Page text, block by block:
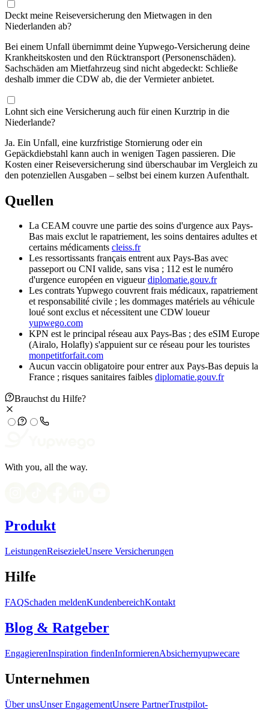
Deckt meine Reiseversicherung den Mietwagen in den
Niederlanden ab?
Bei einem Unfall übernimmt deine Yupwego-Versicherung deine
Krankheitskosten und den Rücktransport (Personenschäden).
Sachschäden am Mietfahrzeug sind nicht abgedeckt: Schließe
deshalb immer die CDW ab, die der Vermieter anbietet.
Lohnt sich eine Versicherung auch für einen Kurztrip in die
Niederlande?
Ja. Ein Unfall, eine kurzfristige Stornierung oder ein
Gepäckdiebstahl kann auch in wenigen Tagen passieren. Die
Kosten einer Reiseversicherung sind überschaubar im Vergleich zu
den potenziellen Ausgaben – selbst bei einem kurzen Aufenthalt.
Quellen
La CEAM couvre une partie des soins d'urgence aux Pays-
Bas mais exclut le rapatriement, les soins dentaires adultes et
certains médicaments cleiss.fr
Les ressortissants français entrent aux Pays-Bas avec
passeport ou CNI valide, sans visa ; 112 est le numéro
d'urgence européen en vigueur diplomatie.gouv.fr
Les contrats Yupwego couvrent frais médicaux, rapatriement
et responsabilité civile ; les dommages matériels au véhicule
loué sont exclus et nécessitent une CDW loueur
yupwego.com
KPN est le principal réseau aux Pays-Bas ; des eSIM Europe
(Airalo, Holafly) s'appuient sur ce réseau pour les touristes
monpetitforfait.com
Aucun vaccin obligatoire pour entrer aux Pays-Bas depuis la
France ; risques sanitaires faibles diplomatie.gouv.fr
Brauchst du Hilfe?
With you, all the way.
Produkt
LeistungenReisezieleUnsere Versicherungen
Hilfe
FAQSchaden meldenKundenbereichKontakt
Blog & Ratgeber
EngagierenInspiration findenInformierenAbsichernyupwecare
Unternehmen
Über unsUnser EngagementUnsere PartnerTrustpilot-